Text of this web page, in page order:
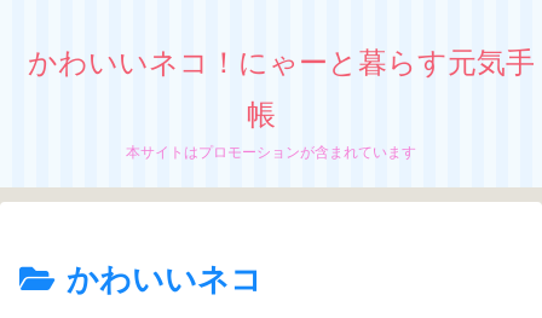
かわいいネコ！にゃーと暮らす元気手
帳
本サイトはプロモーションが含まれています
かわいいネコ